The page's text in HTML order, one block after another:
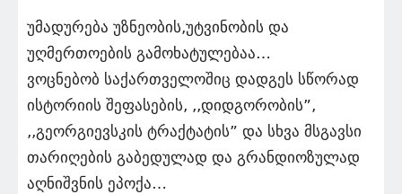
უმადურება უზნეობის,უტვინობის და
უღმერთოების გამოხატულებაა…
ვოცნებობ საქართველოშიც დადგეს სწორად
ისტორიის შეფასების, ,,დიდგორობის”,
,,გეორგიევსკის ტრაქტატის” და სხვა მსგავსი
თარიღების გაბედულად და გრანდიოზულად
აღნიშვნის ეპოქა…